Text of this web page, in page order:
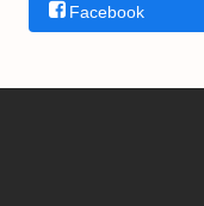
Facebook